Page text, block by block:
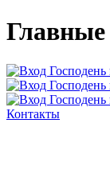
Главные
Контакты